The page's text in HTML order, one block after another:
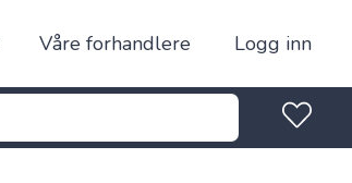
Våre forhandlere Logg inn